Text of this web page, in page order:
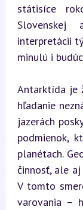
státisíce
Slovenskej
interpretácii
minulú i
Antarktída je
hľadanie
jazerách
podmienok,
planétach.
činnosť, ale
V tomto
varovania –